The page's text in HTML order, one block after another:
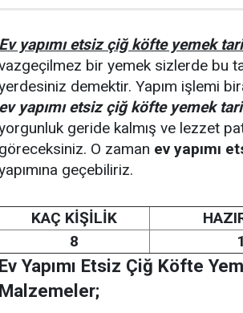
Ev yapımı etsiz çiğ köfte yemek
bir yemek sizlerde bu
demektir. Yapım işlemi
ev yapımı etsiz çiğ köfte yemek
geride kalmış ve lezzet
göreceksiniz. O zaman ev yapımı
geçebiliriz.
KAÇ KİŞİLİK
8
Ev Yapımı Etsiz Çiğ Köfte
Malzemeler;